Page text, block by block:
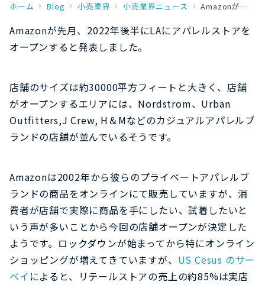
ホーム Blog 小売業界 小売業界ニュース Amazonが計画を進めるアパレルストア”Amazon Style”とは？
Amazonが先月、2022年後半にLAにアパレルストアを
オープンすると発表しました。
店舗のサイズは約30000平方フィートと大きく、店舗
がオープンするエリアには、Nordstrom、Urban
Outfitters,J Crew, H＆Mなどのカジュアルアパレルブ
ランドの店舗が並んでいるそうです。
Amazonは2002年から彼らのプライベートアパレルブ
ランドの商品をオンラインにて販売していますが、消
費者が店舗で実際に商品を手にしたい、試着したいと
いう声が多いことから今回の店舗オープンが決定した
ようです。ロックダウンが始まってから特にオンライン
ショッピングが増えてきていますが、 US Cesus のサー
ベイ によると、リテールストアの売上の約85%は実店